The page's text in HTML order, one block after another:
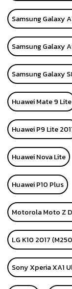
Samsung Galaxy
Samsung Galaxy
Samsung Galaxy
Huawei Mate 9 Lite
Huawei P9 Lite
Huawei Nova Lite
Huawei P10 Plus
Motorola Moto Z
LG K10 2017
Sony Xperia XA1